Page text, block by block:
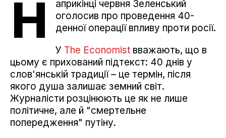
Н
априкінці червня Зеленський
оголосив про проведення 40-
денної операції впливу проти росії.
У The Economist вважають, що в
цьому є прихований підтекст: 40 днів у
слов'янській традиції – це термін, після
якого душа залишає земний світ.
Журналісти розцінюють це як не лише
політичне, але й "смертельне
попередження" путіну.